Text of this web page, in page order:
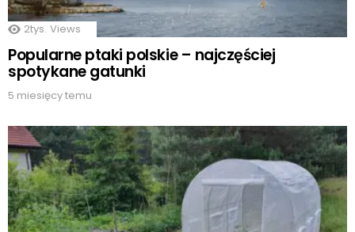
2tys. Views
Popularne ptaki polskie – najczęściej
spotykane gatunki
5 miesięcy temu